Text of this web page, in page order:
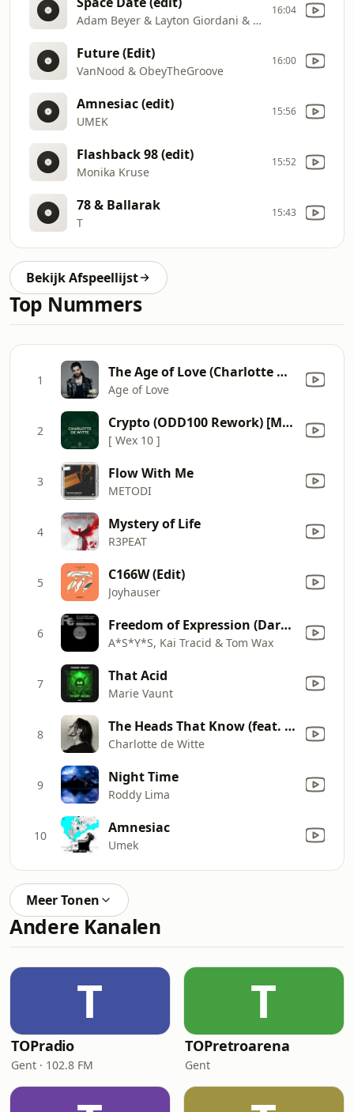
Adam Beyer & Layton Giordani & Green Velvet
16:04
Future (Edit)
VanNood & ObeyTheGroove
16:00
Amnesiac (edit)
UMEK
15:56
Flashback 98 (edit)
Monika Kruse
15:52
78 & Ballarak
T
15:43
Bekijk Afspeellijst
Top Nummers
1 The Age of Love (Charlotte De Witte & Enrico Sangiuliano Remix) [Mixed]
Age of Love
2 Crypto (ODD100 Rework) [Mixed]
[ Wex 10 ]
3 Flow With Me
METODI
4 Mystery of Life
R3PEAT
5 C166W (Edit)
Joyhauser
6 Freedom of Expression (Dark Acid Mix)
A*S*Y*S, Kai Tracid & Tom Wax
7 That Acid
Marie Vaunt
8 The Heads That Know (feat. Comma Dee)
Charlotte de Witte
9 Night Time
Roddy Lima
10 Amnesiac
Umek
Meer Tonen
Andere Kanalen
T
TOPradio
Gent · 102.8 FM
T
TOPretroarena
Gent